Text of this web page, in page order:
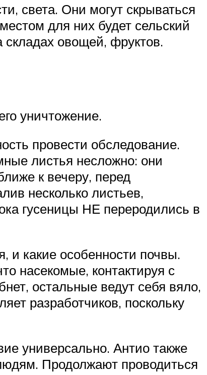
света. Они могут скрываться
для них будет сельский
овощей, фруктов.
уничтожение.
провести обследование.
листья несложно: они
к вечеру, перед
несколько листьев,
гусеницы НЕ переродились в
и какие особенности почвы.
насекомые, контактируя с
остальные ведут себя вяло,
разработчиков, поскольку
универсально. Антио также
Продолжают проводиться